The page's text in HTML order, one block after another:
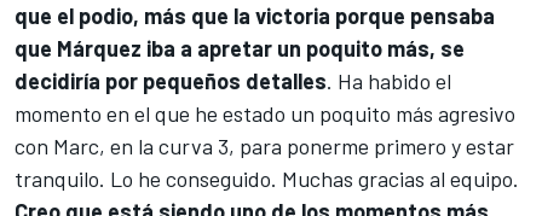
que el podio, más que la victoria porque pensaba
que Márquez iba a apretar un poquito más, se
decidiría por pequeños detalles. Ha habido el
momento en el que he estado un poquito más agresivo
con Marc, en la curva 3, para ponerme primero y estar
tranquilo. Lo he conseguido. Muchas gracias al equipo.